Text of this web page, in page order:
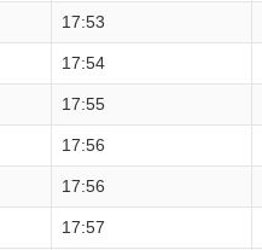
17:53
17:54
17:55
17:56
17:56
17:57